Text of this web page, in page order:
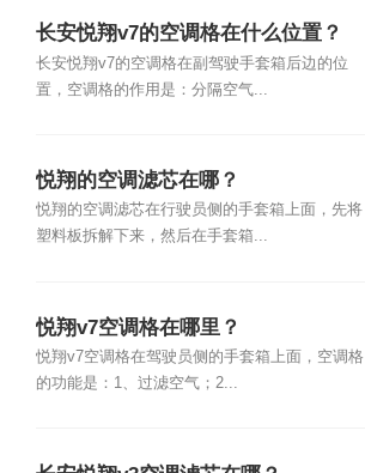
长安悦翔v7的空调格在什么位置？
长安悦翔v7的空调格在副驾驶手套箱后边的位
置，空调格的作用是：分隔空气...
悦翔的空调滤芯在哪？
悦翔的空调滤芯在行驶员侧的手套箱上面，先将
塑料板拆解下来，然后在手套箱...
悦翔v7空调格在哪里？
悦翔v7空调格在驾驶员侧的手套箱上面，空调格
的功能是：1、过滤空气；2...